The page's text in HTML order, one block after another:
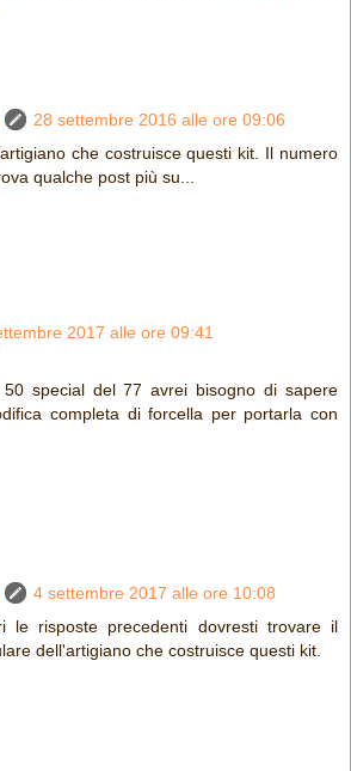
28 settembre 2016 alle ore 09:06
che costruisce questi kit. Il numero
qualche post più su...
2017 alle ore 09:41
special del 77 avrei bisogno di sapere
completa di forcella per portarla con
4 settembre 2017 alle ore 10:08
le risposte precedenti dovresti trovare il
dell'artigiano che costruisce questi kit.